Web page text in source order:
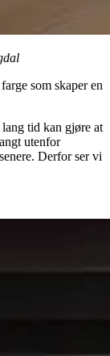
som skaper en
tid kan gjøre at
utenfor
Derfor ser vi